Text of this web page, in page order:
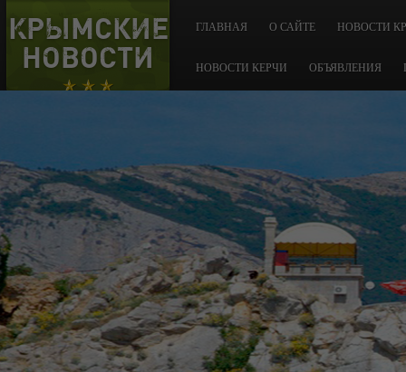
КРЫМСКИЕ
НОВОСТИ
ГЛАВНАЯ О САЙТЕ НОВОСТИ
НОВОСТИ КЕРЧИ ОБЪЯВЛЕНИЯ